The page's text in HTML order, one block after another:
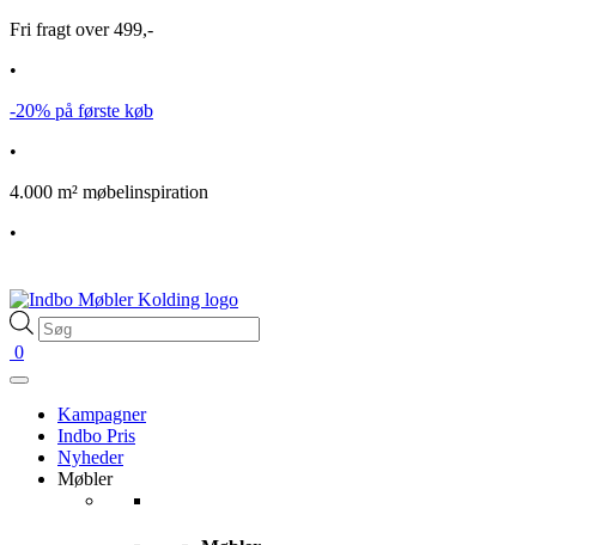
Fri fragt over 499,-
•
-20% på første køb
•
4.000 m² møbelinspiration
•
Products
search
0
Kampagner
Indbo Pris
Nyheder
Møbler